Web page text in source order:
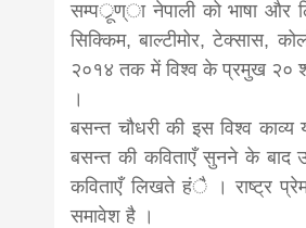
news,
khabar
सम्पर्ूण्ा नेपाली को भाषा और
सिक्किम, बाल्टीमोर, टेक्सास,
२०१४ तक में विश्व के प्रमुख २०
।
बसन्त चौधरी की इस विश्व
बसन्त की कविताएँ सुनने के बाद
कविताएँ लिखते हंै । राष्ट्र
समावेश है ।